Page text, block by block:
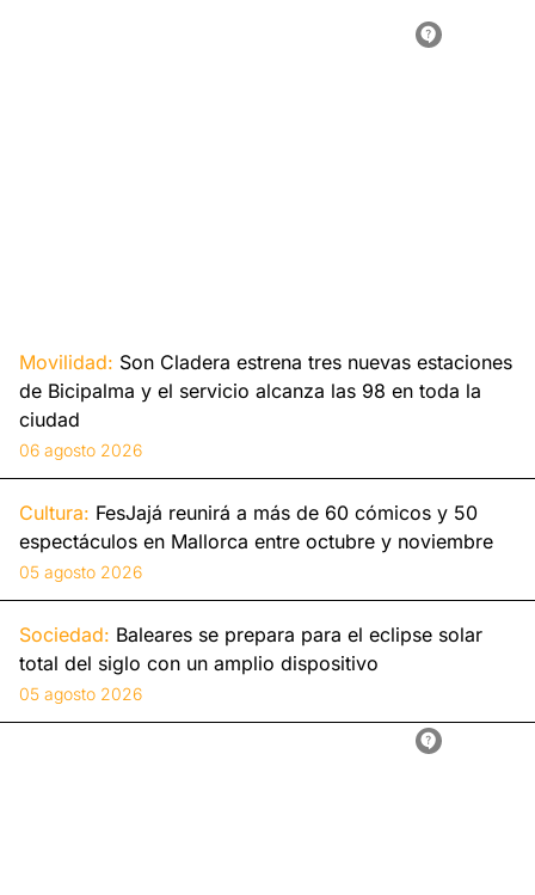
Movilidad: Son Cladera estrena tres nuevas estaciones
de Bicipalma y el servicio alcanza las 98 en toda la
ciudad
06 agosto 2026
Cultura: FesJajá reunirá a más de 60 cómicos y 50
espectáculos en Mallorca entre octubre y noviembre
05 agosto 2026
Sociedad: Baleares se prepara para el eclipse solar
total del siglo con un amplio dispositivo
05 agosto 2026